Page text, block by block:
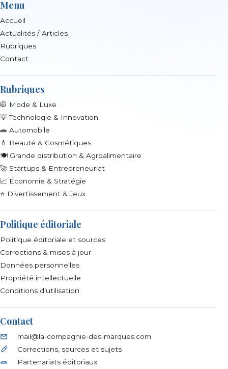
Menu
Accueil
Actualités / Articles
Rubriques
Contact
Rubriques
🧥 Mode & Luxe
💡 Technologie & Innovation
🚗 Automobile
💄 Beauté & Cosmétiques
🍽️ Grande distribution & Agroalimentaire
🚀 Startups & Entrepreneuriat
📈 Économie & Stratégie
⭐ Divertissement & Jeux
Politique éditoriale
Politique éditoriale et sources
Corrections & mises à jour
Données personnelles
Propriété intellectuelle
Conditions d’utilisation
Contact
mail@la-compagnie-des-marques.com
Corrections, sources et sujets
Partenariats éditoriaux